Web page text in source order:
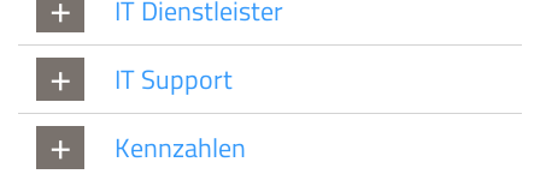
IT Dienstleister
IT Support
Kennzahlen